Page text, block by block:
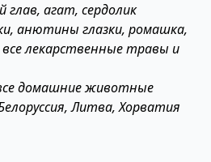
агат, сердолик
анютины глазки, ромашка,
лекарственные травы и
домашние животные
Литва, Хорватия